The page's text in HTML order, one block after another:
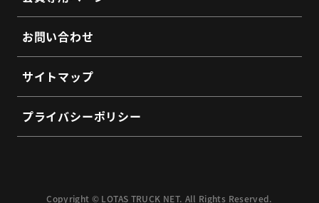
認定制度に関するお問い合わせ
会員インタビュー
よくあるご質問
入会希望フォーム
お問い合わせ
サイトマップ
プライバシーポリシー
Copyright © LOTAS TRUCK NET. All Rights Reserved.